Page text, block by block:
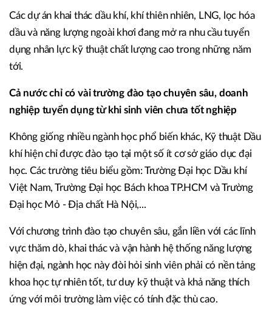
Các dự án khai thác dầu khí, khí thiên nhiên, LNG, lọc hóa
dầu và năng lượng ngoài khơi đang mở ra nhu cầu tuyển
dụng nhân lực kỹ thuật chất lượng cao trong những năm
tới.
Cả nước chỉ có vài trường đào tạo chuyên sâu, doanh
nghiệp tuyển dụng từ khi sinh viên chưa tốt nghiệp
Không giống nhiều ngành học phổ biến khác, Kỹ thuật Dầu
khí hiện chỉ được đào tạo tại một số ít cơ sở giáo dục đại
học. Các trường tiêu biểu gồm: Trường Đại học Dầu khí
Việt Nam, Trường Đại học Bách khoa TP.HCM và Trường
Đại học Mỏ - Địa chất Hà Nội,...
Với chương trình đào tạo chuyên sâu, gắn liền với các lĩnh
vực thăm dò, khai thác và vận hành hệ thống năng lượng
hiện đại, ngành học này đòi hỏi sinh viên phải có nền tảng
khoa học tự nhiên tốt, tư duy kỹ thuật và khả năng thích
ứng với môi trường làm việc có tính đặc thù cao.